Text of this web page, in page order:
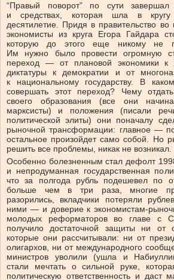
“Правый поворот” по сути
и средствах, которая шла в
десятилетие. Придя в правительство
экономисты из круга Егора Гайдара
которую до этого еще никому не
Им нужно было провести огромную
переход — от плановой экономики к
диктатуры к демократии и от
к национальному государству. В
совершать этот переход? Чему
своего образования (все они
марксисты) и положения (писали
политической элиты) они поначалу
рыночной трансформации: главное —
остальное произойдет само собой. Но
решить все проблемы, никак не возникал.
Особенно болезненным стал дефолт
и непродуманная государственная
что за полгода рубль подешевел по
больше чем в три раза, многие
разорились, вкладчики потеряли
ними — и доверие к экономистам-
молодых реформаторов во главе с
получило достаточной защиты ни от
которые они рассчитывали: ни от
олигархов, ни от международного
министров уволили (ушла и
стали мечтать о сильной руке,
политическую ответственность и даст